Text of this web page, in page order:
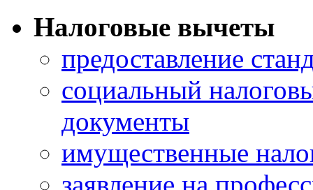
Налоговые вычеты
предоставление
социальный
документы
имущественные
заявление на